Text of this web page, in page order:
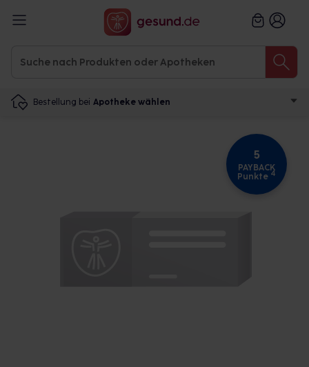
Bestellung bei Apotheke wählen
5
PAYBACK
Punkte 4